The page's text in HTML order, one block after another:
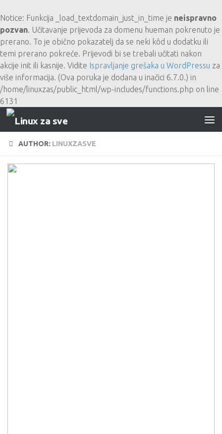
Notice: Funkcija _load_textdomain_just_in_time je neispravno
pozvan. Učitavanje prijevoda za domenu hueman pokrenuto je
prerano. To je obično pokazatelj da se neki kôd u dodatku ili
temi prerano pokreće. Prijevodi bi se trebali učitati nakon
akcije init ili kasnije. Vidite Ispravljanje grešaka u WordPressu za
više informacija. (Ova poruka je dodana u inačici 6.7.0.) in
/home/linuxzas/public_html/wp-includes/functions.php on line
6131
Skip to content
AUTHOR: LINUXZASVE